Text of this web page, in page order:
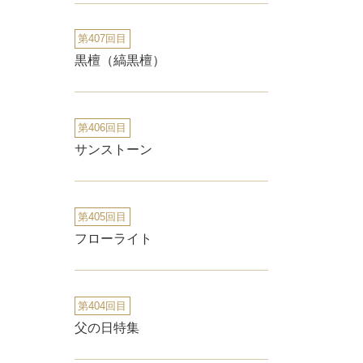
第407回目
黒檀（縞黒檀）
第406回目
サンストーン
第405回目
フローライト
第404回目
父の日特集